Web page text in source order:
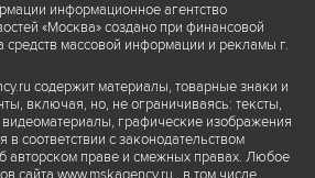
информационное агентство
«Москва» создано при финансовой
массовой информации и рекламы г.
содержит материалы, товарные знаки и
включая, но, не ограничиваясь: тексты,
графические изображения
в соответствии с законодательством
авторском праве и смежных правах. Любое